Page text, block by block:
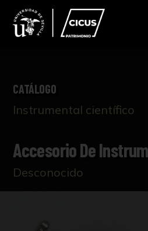
CATÁLOGO
Instrumental científico
Accesorio De
Desconocido